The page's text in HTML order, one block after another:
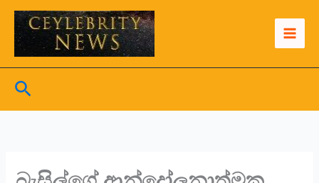
Skip
content
Search